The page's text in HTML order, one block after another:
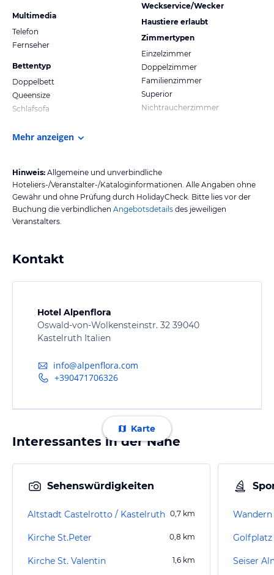
Multimedia
Telefon
Fernseher
Bettentyp
Doppelbett
Queensize
Schlafsofa
Weckservice/Wecker
Haustiere erlaubt
Zimmertypen
Einzelzimmer
Doppelzimmer
Familienzimmer
Superior
Nichtraucherzimmer
Mehr anzeigen
Hinweis: Allgemeine und unverbindliche
Hoteliers-/Veranstalter-/Kataloginformationen. Alle Angaben ohne
Gewähr und ohne Prüfung durch HolidayCheck. Bitte lies vor der
Buchung die verbindlichen Angebotsdetails des jeweiligen
Veranstalters.
Kontakt
Hotel Alpenflora
Oswald-von-Wolkensteinstr. 32 39040
Kastelruth Italien
info@alpenflora.com
+390471706326
Karte
Interessantes in der Nähe
Sehenswürdigkeiten
Altstadt Castelrotto / Kastelruth 0,7 km
Kirche St.Peter 0,8 km
Kirche St. Valentin 1,6 km
Golfplatz
Seiser